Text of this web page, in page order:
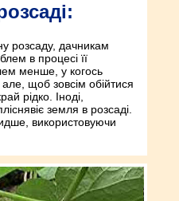
розсаду, дачникам
в процесі її
менше, у когось
щоб зовсім обійтися
рідко. Іноді,
земля в розсаді.
використовуючи